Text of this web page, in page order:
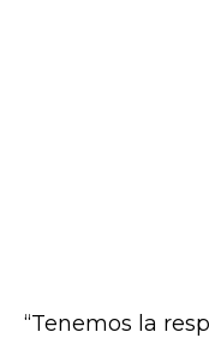
“Tenemos la